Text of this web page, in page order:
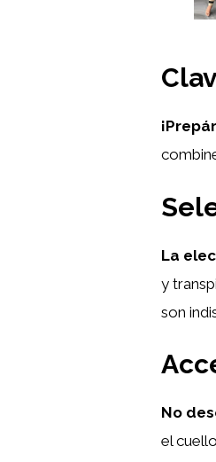
La
y
son
No
el